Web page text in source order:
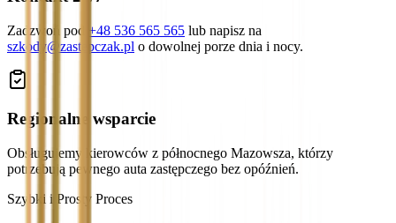
Zadzwoń pod +48 536 565 565 lub napisz na
szkody@zastepczak.pl o dowolnej porze dnia i nocy.
Regionalne wsparcie
Obsługujemy kierowców z północnego Mazowsza, którzy
potrzebują pewnego auta zastępczego bez opóźnień.
Szybki i Prosty Proces